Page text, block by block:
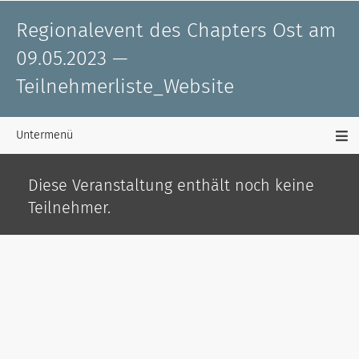
Regionalevent des Chapters Ost am
09.05.2023 —
Teilnehmerliste_Website
Untermenü
Diese Veranstaltung enthält noch keine
Teilnehmer.